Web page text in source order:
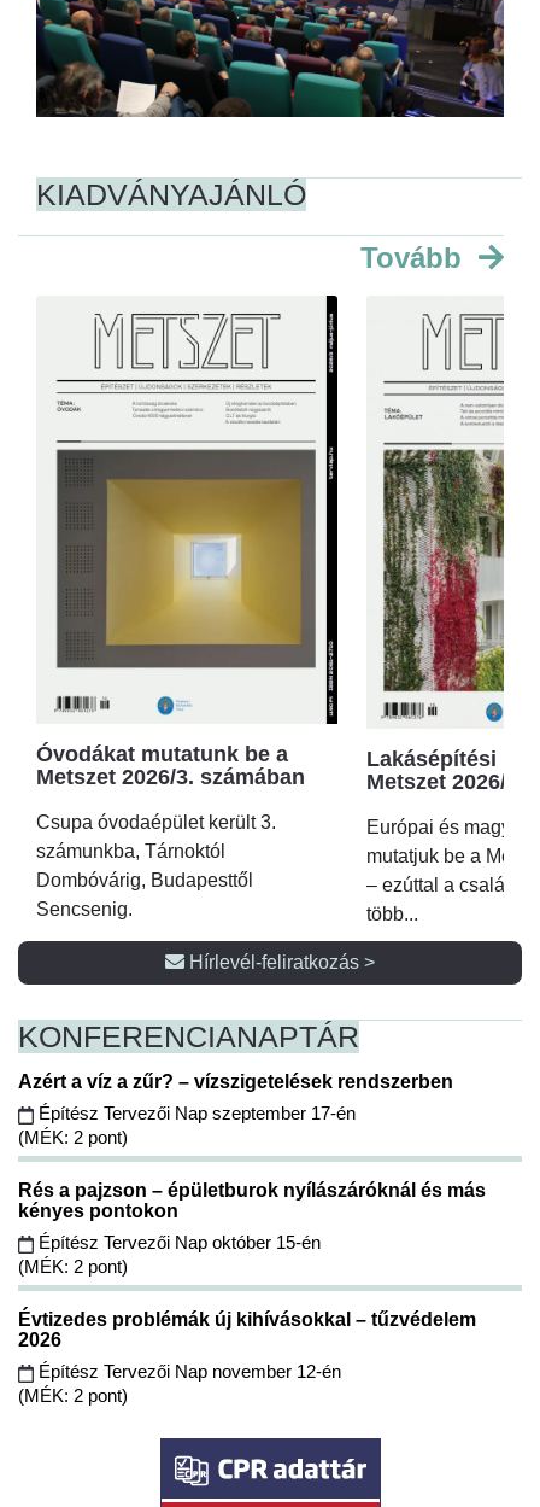
KIADVÁNYAJÁNLÓ
Tovább
Óvodákat mutatunk be a
Metszet 2026/3. számában
Csupa óvodaépület került 3.
számunkba, Tárnoktól
Dombóvárig, Budapesttől
Sencsenig.
Lakásépítési
Metszet 2026/2.
Európai és magyar
mutatjuk be a
– ezúttal a családi
több...
Hírlevél-feliratkozás >
KONFERENCIANAPTÁR
Azért a víz a zűr? – vízszigetelések rendszerben
Építész Tervezői Nap szeptember 17-én
(MÉK: 2 pont)
Rés a pajzson – épületburok nyílászáróknál és más
kényes pontokon
Építész Tervezői Nap október 15-én
(MÉK: 2 pont)
Évtizedes problémák új kihívásokkal – tűzvédelem
2026
Építész Tervezői Nap november 12-én
(MÉK: 2 pont)